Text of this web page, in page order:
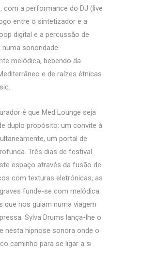
com a performance do DJ (live
entre o sintetizador e a
digital e a percussão de
numa sonoridade
melódica, bebendo da
e de raízes étnicas
é que Med Lounge seja
duplo propósito: um convite à
um portal de
Três dias de festival
espaço através da fusão de
com texturas eletrónicas, as
funde-se com melódica
que nos guiam numa viagem
Sylva Drums lança-lhe o
nesta hipnose sonora onde o
caminho para se ligar a si